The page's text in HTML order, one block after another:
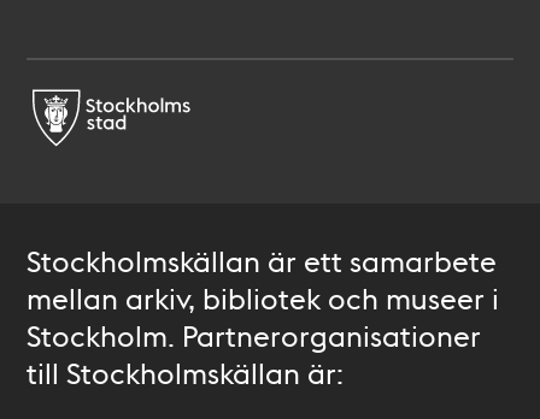
Stockholmskällan är ett samarbete
mellan arkiv, bibliotek och museer i
Stockholm. Partnerorganisationer
till Stockholmskällan är: